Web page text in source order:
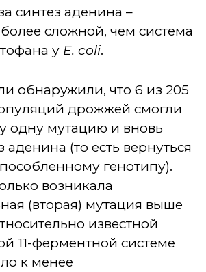
синтез аденина –
сложной, чем система
у E. coli.
обнаружили, что 6 из 205
дрожжей смогли
одну мутацию и вновь
аденина (то есть вернуться
генотипу).
возникала
(вторая) мутация выше
известной
11-ферментной системе
к менее